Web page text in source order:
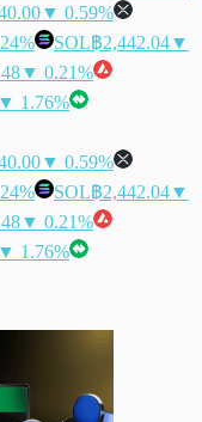
▼ 0.59%
SOL฿2,442.04▼
▼ 0.21%
▼ 1.76%
▼ 0.59%
SOL฿2,442.04▼
▼ 0.21%
▼ 1.76%